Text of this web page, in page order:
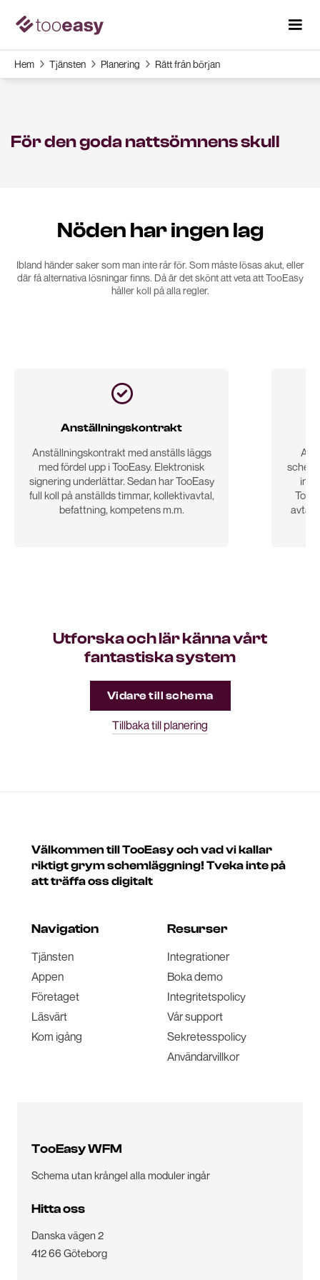
Hem  Tjänsten  Planering  Rätt från början
För den goda nattsömnens skull
Nöden har ingen lag
Ibland händer saker som man inte rår för. Som måste lösas akut, eller
där få alternativa lösningar finns. Då är det skönt att veta att TooEasy
håller koll på alla regler.

Anställningskontrakt
Anställningskontrakt med anställs läggs
med fördel upp i TooEasy. Elektronisk
signering underlättar. Sedan har TooEasy
full koll på anställds timmar, kollektivavtal,
befattning, kompetens m.m.
Att
inte
Utforska och lär känna vårt
fantastiska system
Vidare till schema
Tillbaka till planering
Välkommen till TooEasy och vad vi kallar
riktigt grym schemläggning! Tveka inte på
att träffa oss digitalt
Navigation
Tjänsten
Appen
Företaget
Läsvärt
Kom igång
Resurser
Integrationer
Boka demo
Integritetspolicy
Vår support
Sekretesspolicy
Användarvillkor
TooEasy WFM
Schema utan krångel alla moduler ingår
Hitta oss
Danska vägen 2
412 66 Göteborg